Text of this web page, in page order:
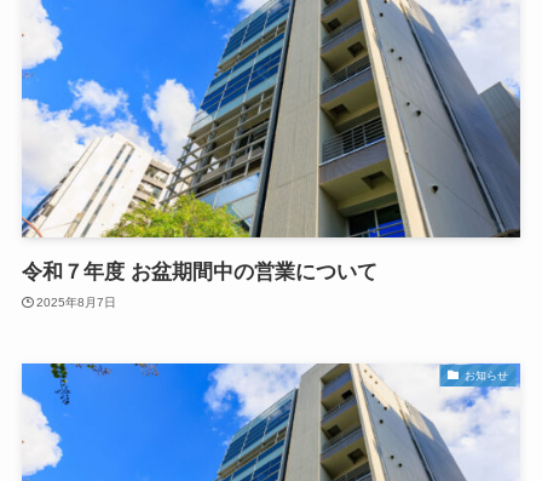
令和７年度 お盆期間中の営業について
2025年8月7日
お知らせ